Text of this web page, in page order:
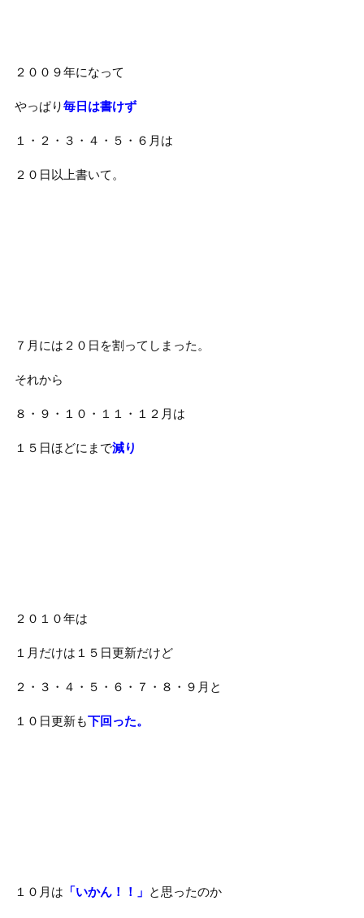
２００９年になって
やっぱり毎日は書けず
１・２・３・４・５・６月は
２０日以上書いて。
７月には２０日を割ってしまった。
それから
８・９・１０・１１・１２月は
１５日ほどにまで減り
２０１０年は
１月だけは１５日更新だけど
２・３・４・５・６・７・８・９月と
１０日更新も下回った。
１０月は 「いかん！！」 と思ったのか